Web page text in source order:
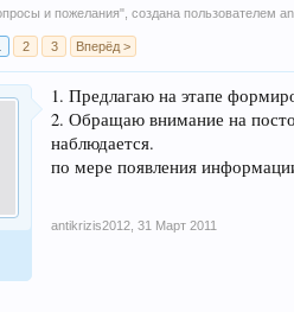
и пожелания", создана пользователем
2 3 Вперёд >
1. Предлагаю на этапе
2. Обращаю внимание на
наблюдается.
по мере появления
antikrizis2012 31 Март 2011